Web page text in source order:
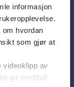
informasjon
hvordan
som gjør at
videoklipp av
gir verdifull